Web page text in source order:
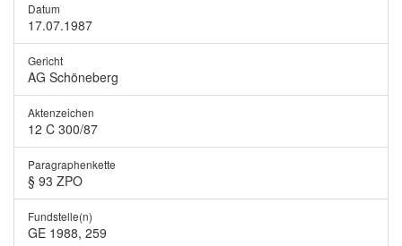
Datum
17.07.1987
Gericht
AG Schöneberg
Aktenzeichen
12 C 300/87
Paragraphenkette
§ 93 ZPO
Fundstelle(n)
GE 1988, 259